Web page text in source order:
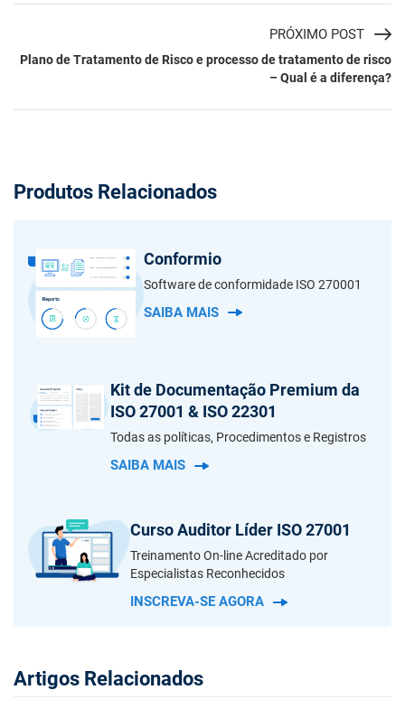
PRÓXIMO POST
Plano de Tratamento de Risco e processo de tratamento de risco
– Qual é a diferença?
Produtos Relacionados
Conformio
Software de conformidade ISO 270001
SAIBA MAIS
Kit de Documentação Premium da
ISO 27001 & ISO 22301
Todas as políticas, Procedimentos e Registros
SAIBA MAIS
Curso Auditor Líder ISO 27001
Treinamento On-line Acreditado por
Especialistas Reconhecidos
INSCREVA-SE AGORA
Artigos Relacionados